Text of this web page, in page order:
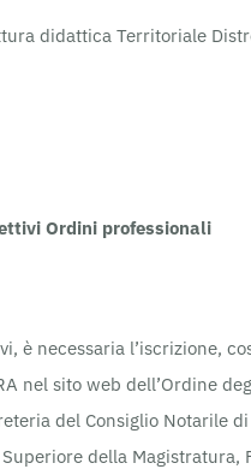
didattica Territoriale
Ordini professionali
è necessaria l’iscrizione,
nel sito web dell’Ordine
del Consiglio Notarile
della Magistratura,